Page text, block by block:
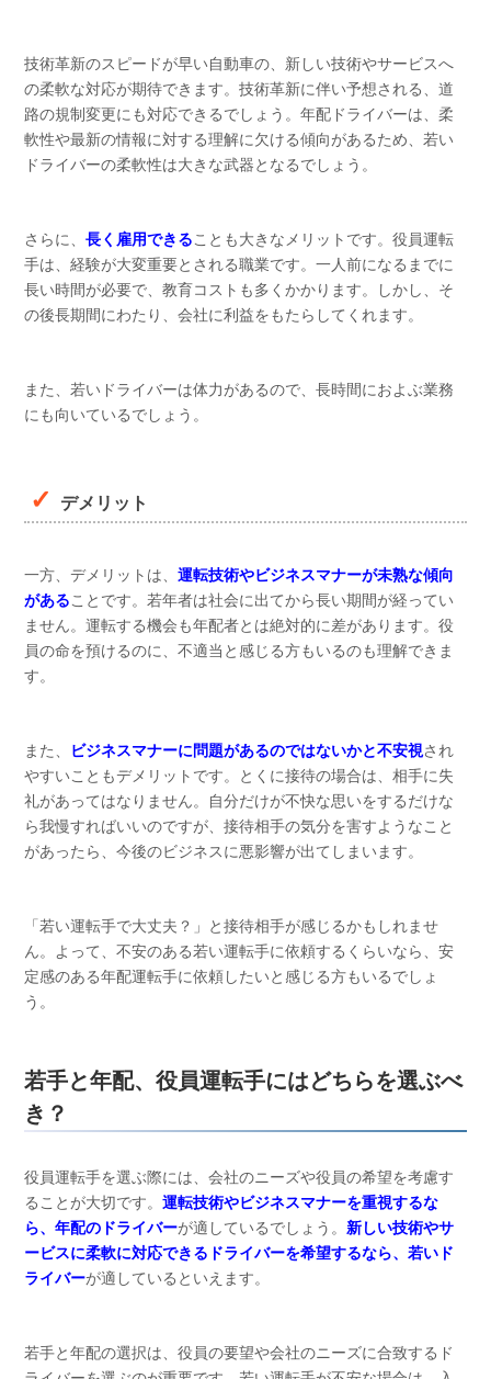
技術革新のスピードが早い自動車の、新しい技術やサービスへ
の柔軟な対応が期待できます。技術革新に伴い予想される、道
路の規制変更にも対応できるでしょう。年配ドライバーは、柔
軟性や最新の情報に対する理解に欠ける傾向があるため、若い
ドライバーの柔軟性は大きな武器となるでしょう。
さらに、 長く雇用できることも大きなメリットです。役員運転
手は、経験が大変重要とされる職業です。一人前になるまでに
長い時間が必要で、教育コストも多くかかります。しかし、そ
の後長期間にわたり、会社に利益をもたらしてくれます。
また、若いドライバーは体力があるので、長時間におよぶ業務
にも向いているでしょう。
デメリット
一方、デメリットは、 運転技術やビジネスマナーが未熟な傾向
があることです。若年者は社会に出てから長い期間が経ってい
ません。運転する機会も年配者とは絶対的に差があります。役
員の命を預けるのに、不適当と感じる方もいるのも理解できま
す。
また、 ビジネスマナーに問題があるのではないかと不安視され
やすいこともデメリットです。とくに接待の場合は、相手に失
礼があってはなりません。自分だけが不快な思いをするだけな
ら我慢すればいいのですが、接待相手の気分を害すようなこと
があったら、今後のビジネスに悪影響が出てしまいます。
「若い運転手で大丈夫？」と接待相手が感じるかもしれませ
ん。よって、不安のある若い運転手に依頼するくらいなら、安
定感のある年配運転手に依頼したいと感じる方もいるでしょ
う。
若手と年配、役員運転手にはどちらを選ぶべ
き？
役員運転手を選ぶ際には、会社のニーズや役員の希望を考慮す
ることが大切です。 運転技術やビジネスマナーを重視するな
ら、年配のドライバーが適しているでしょう。 新しい技術やサ
ービスに柔軟に対応できるドライバーを希望するなら、若いド
ライバーが適しているといえます。
若手と年配の選択は、役員の要望や会社のニーズに合致するド